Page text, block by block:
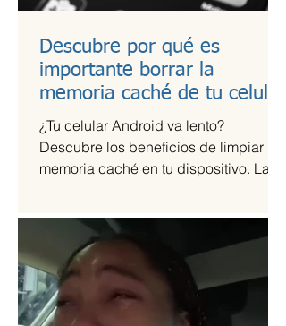
Descubre por qué es
importante borrar la
memoria caché de tu celular
¿Tu celular Android va lento?
Descubre los beneficios de limpiar la
memoria caché en tu dispositivo. La